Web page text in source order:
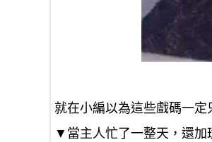
就在小編以為這些戲碼一
▼當主人忙了一整天，還加